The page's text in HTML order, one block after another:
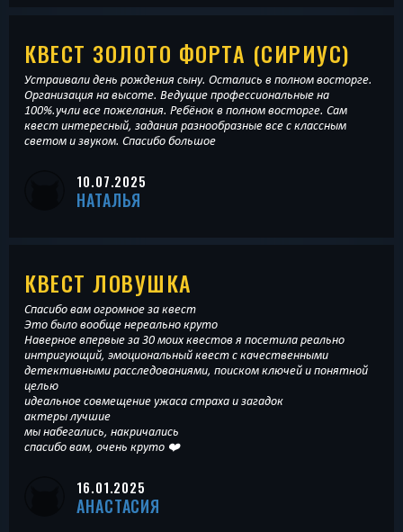
КВЕСТ ЗОЛОТО ФОРТА (СИРИУС)
Устраивали день рождения сыну. Остались в полном восторге.
Организация на высоте. Ведущие профессиональные на
100%.учли все пожелания. Ребёнок в полном восторге. Сам
квест интересный, задания разнообразные все с классным
светом и звуком. Спасибо большое
10.07.2025
НАТАЛЬЯ
КВЕСТ ЛОВУШКА
Спасибо вам огромное за квест
Это было вообще нереально круто
Наверное впервые за 30 моих квестов я посетила реально
интригующий, эмоциональный квест с качественными
детективными расследованиями, поиском ключей и понятной
целью
идеальное совмещение ужаса страха и загадок
актеры лучшие
мы набегались, накричались
спасибо вам, очень круто ❤️
16.01.2025
АНАСТАСИЯ